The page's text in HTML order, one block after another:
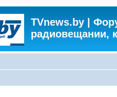
TVnews.by |
радиовещании,